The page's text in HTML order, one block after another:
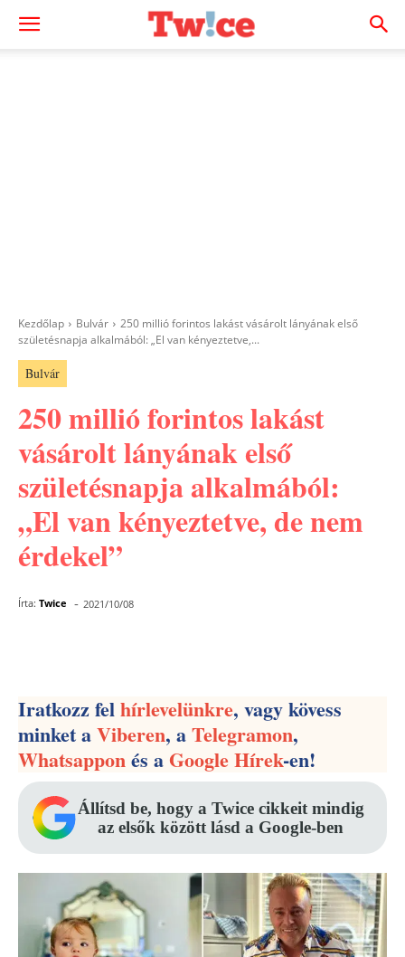
Kezdőlap Bulvár
250 millió forintos lakást vásárolt lányának első
születésnapja alkalmából: „El van kényeztetve,...
Bulvár
250 millió forintos lakást
vásárolt lányának első
születésnapja alkalmából:
„El van kényeztetve, de nem
érdekel”
Írta: Twice - 2021/10/08
Iratkozz felhírlevelünkre, vagy kövess
minket aViberen, aTelegramon,
Whatsapponés aGoogle Hírek-en!
Állítsd be, hogy a Twice cikkeit mindig
az elsők között lásd a Google-ben